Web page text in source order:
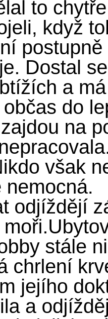
to
když
Dostal
a
do
na
však
nemocná.
odjíždějí
stále
chrlení
jejího
a